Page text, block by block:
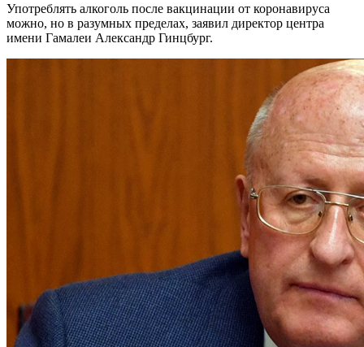
Употреблять алкоголь после вакцинации от коронавируса
можно, но в разумных пределах, заявил директор центра
имени Гамалеи Александр Гинцбург.